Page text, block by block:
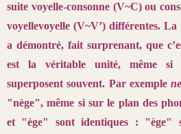
suite voyelle-consonne (V~C) ou
voyellevoyelle (V~V’) différentes.
a démontré, fait surprenant, que
est la véritable unité, même si
superposent souvent. Par exemple
"nège", même si sur le plan des
et "ège" sont identiques : "ège"